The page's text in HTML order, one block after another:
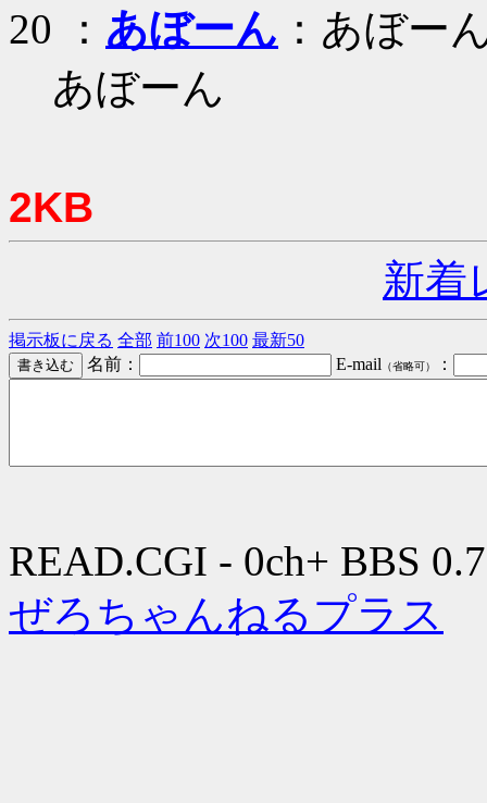
20 ： あぼーん ：あぼー
あぼーん
2KB
新着
掲示板に戻る 全部 前100 次100 最新50
名前：
E-mail （省略可） ：
READ.CGI - 0ch+ BBS
ぜろちゃんねるプラス